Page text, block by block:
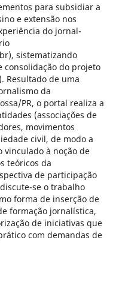
para subsidiar a
e extensão nos
do jornal-
sistematizando
consolidação do projeto
Resultado de uma
da
PR, o portal realiza a
(associações de
movimentos
civil, de modo a
à noção de
teóricos da
de participação
se o trabalho
forma de inserção de
formação jornalística,
de iniciativas que
com demandas de